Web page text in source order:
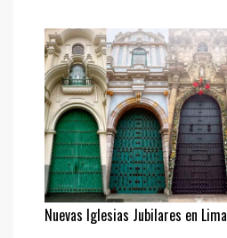
Nuevas Iglesias Jubilares en Lima